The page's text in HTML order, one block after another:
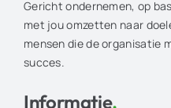
Gericht ondernemen, op
met jou omzetten naar
mensen die de organisatie
succes.
Informatie.